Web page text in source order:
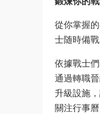
從你掌握
士随時備戰
依據戰士
通過轉職
升級設施
關注行事